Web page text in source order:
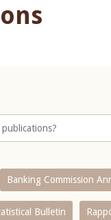
Banking Commission
Bulletin